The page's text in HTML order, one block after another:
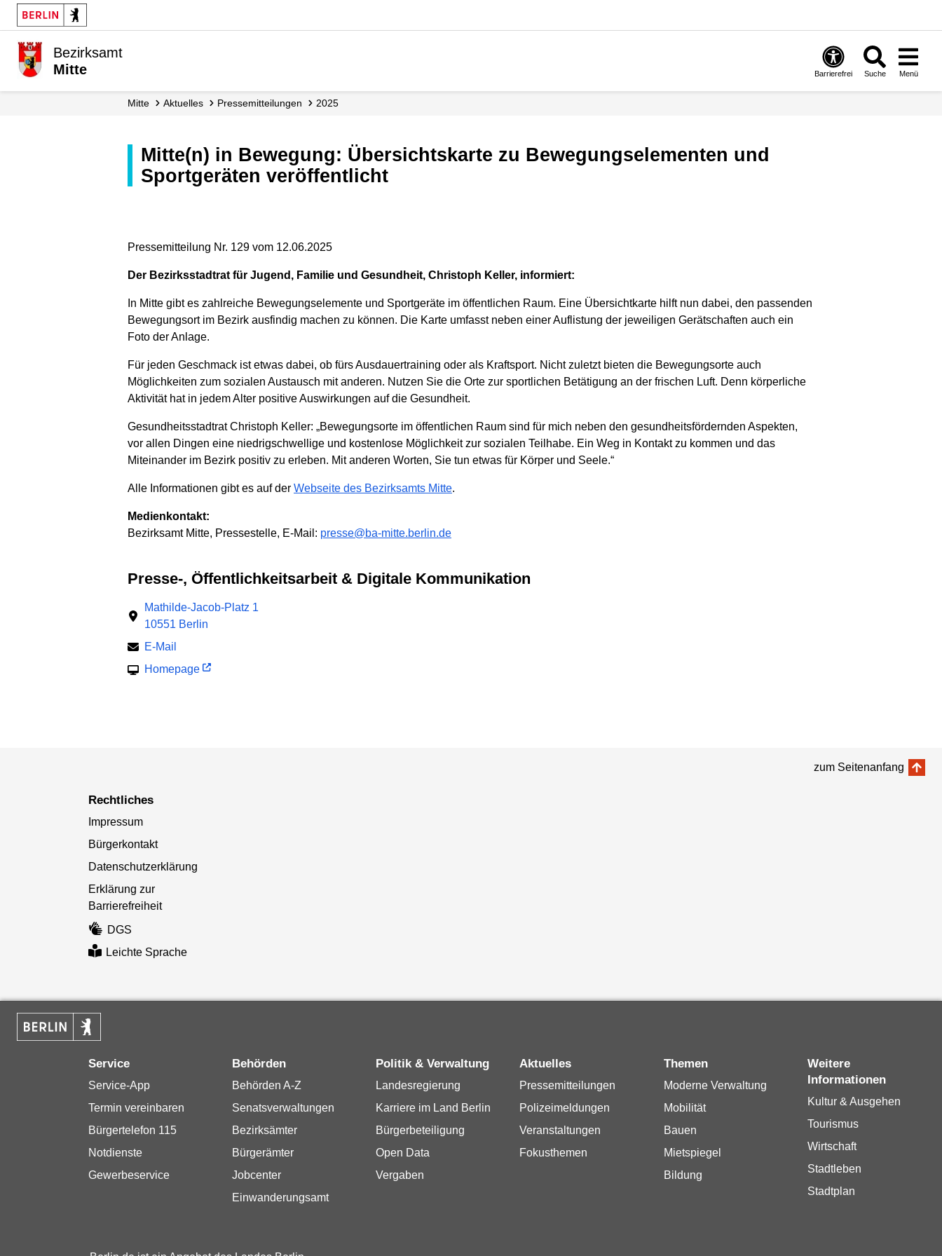
Bezirksamt
Mitte
Barrierefrei Suche Menü
Mitte Aktuelles Presse­mitteilungen 2025
Mitte(n) in Bewegung: Übersichtskarte zu Bewegungselementen und
Sportgeräten veröffentlicht
Pressemitteilung Nr. 129 vom 12.06.2025
Der Bezirksstadtrat für Jugend, Familie und Gesundheit, Christoph Keller, informiert:
In Mitte gibt es zahlreiche Bewegungselemente und Sportgeräte im öffentlichen Raum. Eine Übersichtkarte hilft nun dabei, den passenden
Bewegungsort im Bezirk ausfindig machen zu können. Die Karte umfasst neben einer Auflistung der jeweiligen Gerätschaften auch ein
Foto der Anlage.
Für jeden Geschmack ist etwas dabei, ob fürs Ausdauertraining oder als Kraftsport. Nicht zuletzt bieten die Bewegungsorte auch
Möglichkeiten zum sozialen Austausch mit anderen. Nutzen Sie die Orte zur sportlichen Betätigung an der frischen Luft. Denn körperliche
Aktivität hat in jedem Alter positive Auswirkungen auf die Gesundheit.
Gesundheitsstadtrat Christoph Keller: „Bewegungsorte im öffentlichen Raum sind für mich neben den gesundheitsfördernden Aspekten,
vor allen Dingen eine niedrigschwellige und kostenlose Möglichkeit zur sozialen Teilhabe. Ein Weg in Kontakt zu kommen und das
Miteinander im Bezirk positiv zu erleben. Mit anderen Worten, Sie tun etwas für Körper und Seele.“
Alle Informationen gibt es auf der Webseite des Bezirksamts Mitte.
Medienkontakt:
Bezirksamt Mitte, Pressestelle, E-Mail: presse@ba-mitte.berlin.de
Presse-, Öffentlichkeitsarbeit & Digitale Kommunikation
Mathilde-Jacob-Platz 1
10551 Berlin
E-Mail
Homepage
zum Seitenanfang
Rechtliches
Impressum
Bürgerkontakt
Datenschutzerklärung
Erklärung zur
Barrierefreiheit
DGS
Leichte Sprache
Service
Service-App
Termin vereinbaren
Bürgertelefon 115
Notdienste
Gewerbeservice
Behörden
Behörden A-Z
Senatsverwaltungen
Bezirksämter
Bürgerämter
Jobcenter
Einwanderungsamt
Politik & Verwaltung
Landesregierung
Karriere im Land Berlin
Bürgerbeteiligung
Open Data
Vergaben
Aktuelles
Pressemitteilungen
Polizeimeldungen
Veranstaltungen
Fokusthemen
Themen
Moderne Verwaltung
Mobilität
Bauen
Mietspiegel
Bildung
Weitere
Informationen
Kultur & Ausgehen
Tourismus
Wirtschaft
Stadtleben
Stadtplan